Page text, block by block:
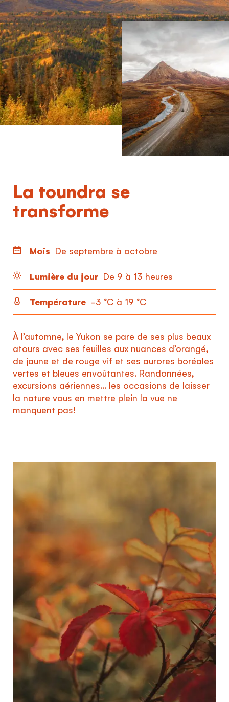
the United
Kingdom
Would you like to see our exclusive UK
experience provider?
SEE UK PROVIDERS
Continue to provider experience
La toundra se
transforme
Mois De septembre à octobre
Lumière du jour De 9 à 13 heures
Température -3 °C à 19 °C
À l’automne, le Yukon se pare de ses plus beaux
atours avec ses feuilles aux nuances d’orangé,
de jaune et de rouge vif et ses aurores boréales
vertes et bleues envoûtantes. Randonnées,
excursions aériennes… les occasions de laisser
la nature vous en mettre plein la vue ne
manquent pas!